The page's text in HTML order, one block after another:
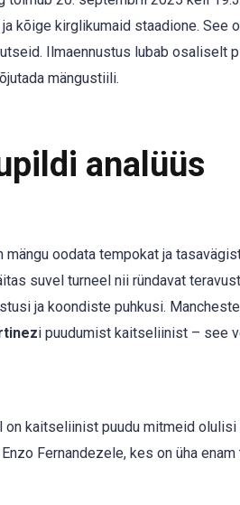
kõige kirglikumaid staadione. See
Ilmaennustus lubab osaliselt
mängustiili.
analüüs
oodata tempokat ja
suvel turneel nii ründavat
ja koondiste puhkusi.
i puudumist kaitseliinist – see
on kaitseliinist puudu mitmeid olulisi
Fernandezele, kes on üha